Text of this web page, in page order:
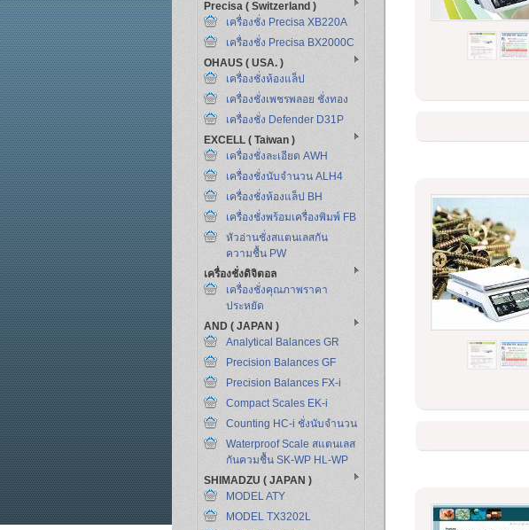
Precisa ( Switzerland )
เครื่องชั่ง Precisa XB220A
เครื่องชั่ง Precisa BX2000C
OHAUS ( USA. )
เครื่องชั่งห้องแล็ป
เครื่องชั่งเพชรพลอย ชั่งทอง
เครื่องชั่ง Defender D31P
EXCELL ( Taiwan )
เครื่องชั่งละเอียด AWH
เครื่องชั่งนับจำนวน ALH4
เครื่องชั่งห้องแล็ป BH
เครื่องชั่งพร้อมเครื่องพิมพ์ FB
หัวอ่านชั่งสแตนเลสกัน
ความชื้น PW
เครื่องชั่งดิจิตอล
เครื่องชั่งคุณภาพราคา
ประหยัด
AND ( JAPAN )
Analytical Balances GR
Precision Balances GF
Precision Balances FX-i
Compact Scales EK-i
Counting HC-i ชั่งนับจำนวน
Waterproof Scale สแตนเลส
กันควมชื้น SK-WP HL-WP
SHIMADZU ( JAPAN )
MODEL ATY
MODEL TX3202L